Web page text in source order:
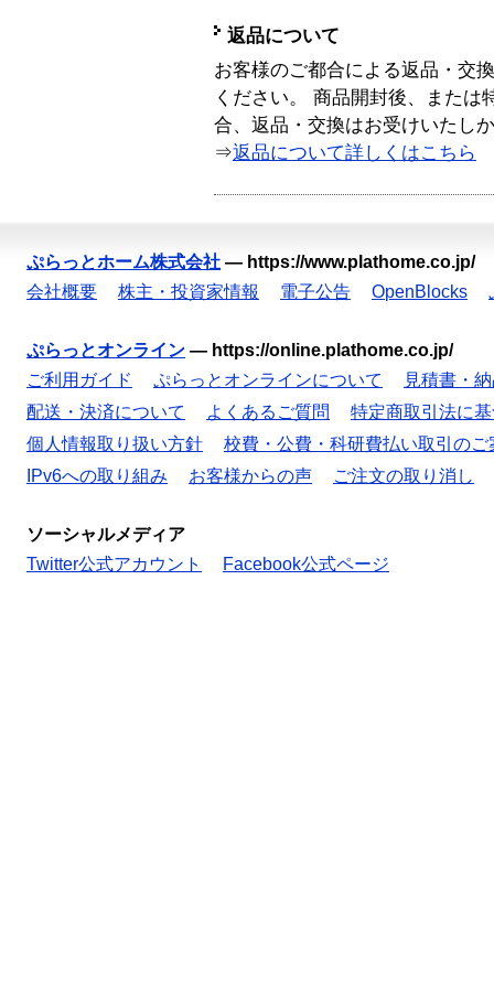
返品について
お客様のご都合による返品・交
ください。 商品開封後、または
合、返品・交換はお受けいたし
⇒返品について詳しくはこちら
ぷらっとホーム株式会社 — https://www.plathome.co.jp/
会社概要
株主・投資家情報 電子公告 OpenBlocks
ぷらっとオンライン — https://online.plathome.co.jp/
ご利用ガイド
ぷらっとオンラインについて
見積書・
配送・決済について
よくあるご質問
特定商取引法に
個人情報取り扱い方針
校費・公費・科研費払い取引のご
IPv6への取り組み
お客様からの声 ご注文の取り消し
ソーシャルメディア
Twitter公式アカウント
Facebook公式ページ